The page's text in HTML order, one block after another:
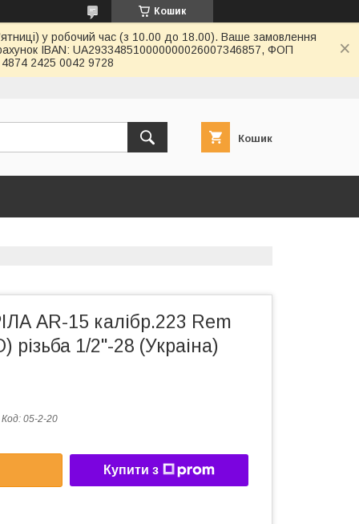
Кошик
у робочий час (з 10.00 до 18.00). Ваше замовлення
IBAN: UA293348510000000026007346857, ФОП
2425 0042 9728
Кошик
AR-15 калібр.223 Rem
різьба 1/2"-28 (Украіна)
Код: 05-2-20
Купити з